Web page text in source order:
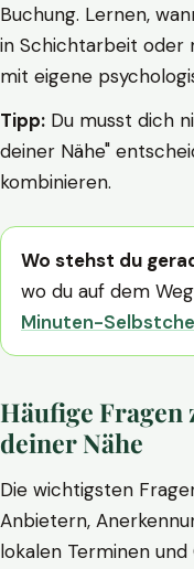
Buchung. Lernen,
in Schichtarbeit oder
mit eigene
Tipp: Du musst dich
deiner Nähe"
kombinieren.
Wo stehst du
wo du auf dem
Minuten-
Häufige
deiner Nähe
Die wichtigsten
Anbietern,
lokalen Terminen